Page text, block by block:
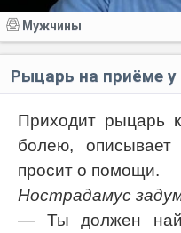
Мужчины
Рыцарь на приёме
Приходит рыцарь
болею,
просит о помощи.
Нострадамус
— Ты должен